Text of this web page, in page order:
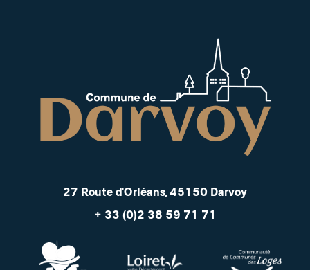
27 Route d'Orléans, 45150 Darvoy
+ 33 (0)2 38 59 71 71